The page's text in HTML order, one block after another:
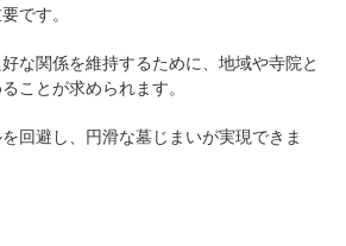
です。
な関係を維持するために、地域や寺院と
ことが求められます。
回避し、円滑な墓じまいが実現できま